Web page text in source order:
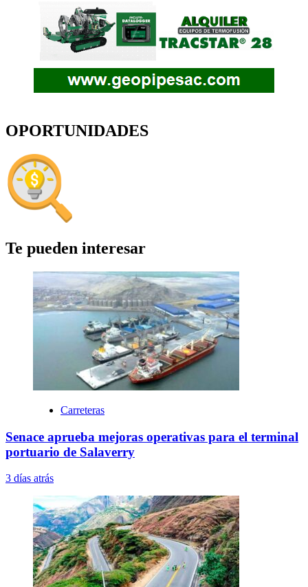
OPORTUNIDADES
Te pueden interesar
Carreteras
Senace aprueba mejoras operativas para el terminal
portuario de Salaverry
3 días atrás